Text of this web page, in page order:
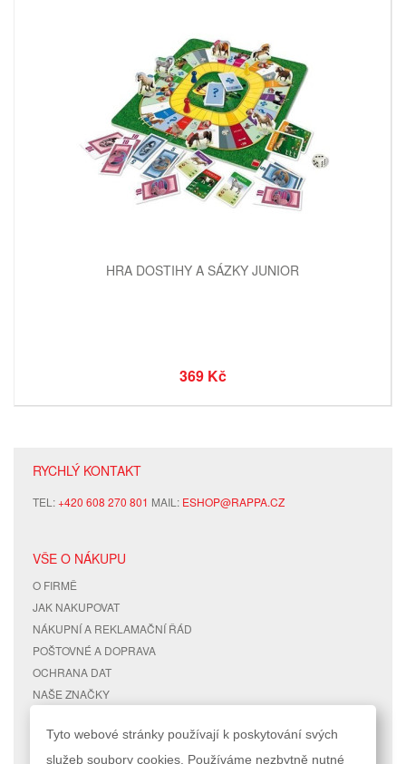
HRA DOSTIHY A SÁZKY JUNIOR
369 Kč
RYCHLÝ KONTAKT
TEL:+420 608 270 801 MAIL: ESHOP@RAPPA.CZ
VŠE O NÁKUPU
O FIRMĚ
JAK NAKUPOVAT
NÁKUPNÍ A REKLAMAČNÍ ŘÁD
POŠTOVNÉ A DOPRAVA
OCHRANA DAT
NAŠE ZNAČKY
Tyto webové stránky používají k poskytování svých
služeb soubory cookies. Používáme nezbytně nutné